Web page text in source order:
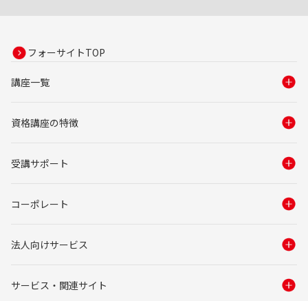
フォーサイトTOP
講座一覧
資格講座の特徴
受講サポート
コーポレート
法人向けサービス
サービス・関連サイト